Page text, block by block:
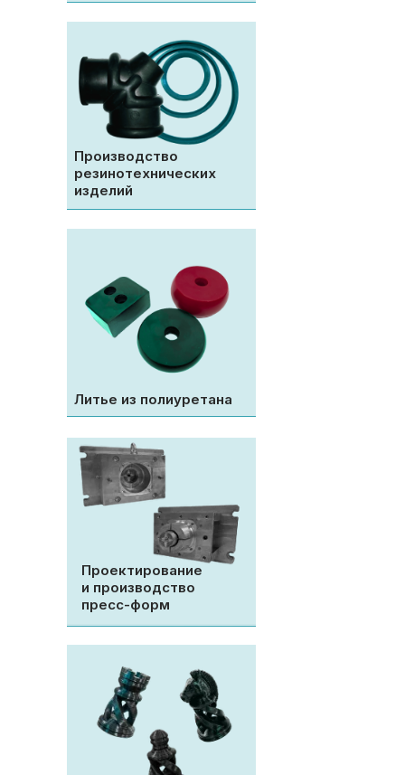
Производство
резинотехнических
изделий
Проектирование
и производство
пресс-форм
Литье из полиуретана
Работаем со
всеми
материалами
О компании